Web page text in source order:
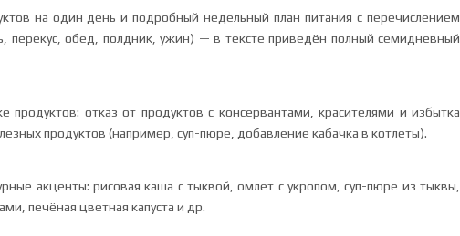
на один день и подробный недельный план питания с перечислением
перекус, обед, полдник, ужин) — в тексте приведён полный семидневный
отказ от продуктов с консервантами, красителями и избытка
продуктов (например, суп-пюре, добавление кабачка в котлеты).
акценты: рисовая каша с тыквой, омлет с укропом, суп-пюре из тыквы,
печёная цветная капуста и др.